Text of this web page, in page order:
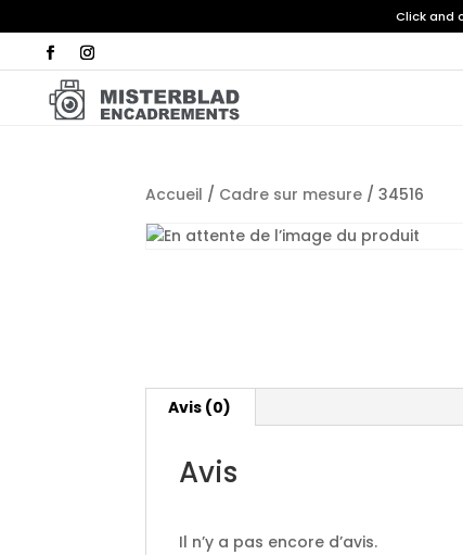
Click and
Accueil / Cadre sur mesure / 34516
Avis (0)
Avis
Il n’y a pas encore d’avis.